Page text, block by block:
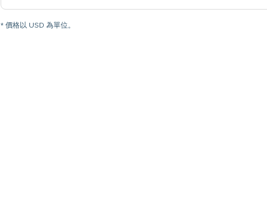
* 價格以 USD 為單位。